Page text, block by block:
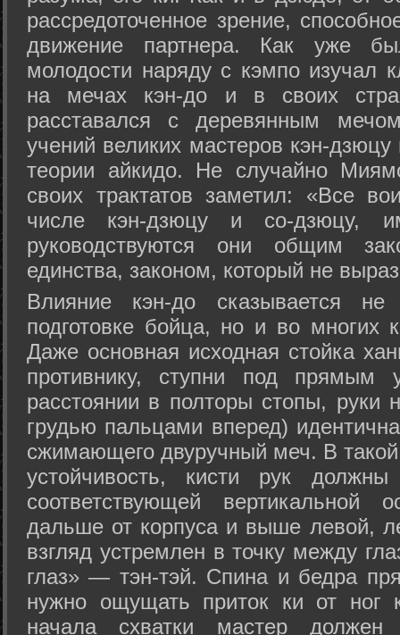
рассредоточенное зрение,
движение партнера. Как уже
молодости наряду с кэмпо изучал
на мечах кэн-до и в своих
расставался с деревянным
учений великих мастеров кэн-
теории айкидо. Не случайно
своих трактатов заметил: «Все
числе кэн-дзюцу и со-дзюцу,
руководствуются они общим
единства, законом, который не
Влияние кэн-до сказывается не
подготовке бойца, но и во многих
Даже основная исходная стойка
противнику, ступни под прямым
расстоянии в полторы стопы, руки
грудью пальцами вперед)
сжимающего двуручный меч. В
устойчивость, кисти рук
соответствующей
дальше от корпуса и выше левой,
взгляд устремлен в точку между
глаз» — тэн-тэй. Спина и бедра
нужно ощущать приток ки от
начала схватки мастер должен